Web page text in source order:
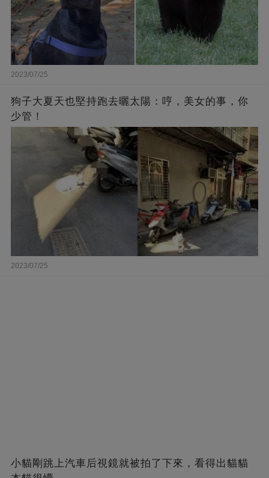
2023/07/25
狗子大夏天也堅持跑去曬太陽：哼，美女的事，你
少管！
2023/07/25
小貓剛跳上汽車后視鏡就被拍了下來，看得出貓貓